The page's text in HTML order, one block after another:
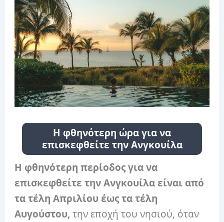
Η φθηνότερη ώρα για να
επισκεφθείτε την Ανγκουίλα
Η φθηνότερη περίοδος για να
επισκεφθείτε την Ανγκουίλα είναι από
τα τέλη Απριλίου έως τα τέλη
Αυγούστου, την εποχή του νησιού, όταν